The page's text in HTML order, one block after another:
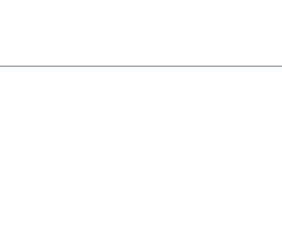
est」を日本一の高みに引き上げ